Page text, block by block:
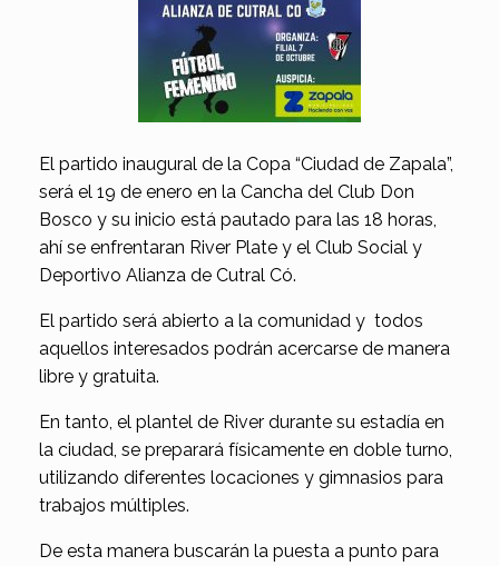
El partido inaugural de la Copa “Ciudad de Zapala”,
será el 19 de enero en la Cancha del Club Don
Bosco y su inicio está pautado para las 18 horas,
ahí se enfrentaran River Plate y el Club Social y
Deportivo Alianza de Cutral Có.
El partido será abierto a la comunidad y todos
aquellos interesados podrán acercarse de manera
libre y gratuita.
En tanto, el plantel de River durante su estadía en
la ciudad, se preparará físicamente en doble turno,
utilizando diferentes locaciones y gimnasios para
trabajos múltiples.
De esta manera buscarán la puesta a punto para